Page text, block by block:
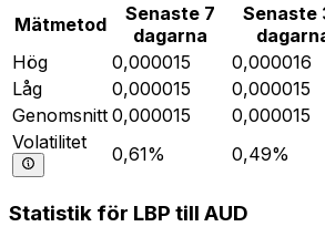
Mätmetod
Senaste 7
dagarna
Senaste
Hög
0,000015 0,000016
Låg
0,000015 0,000015
Genomsnitt 0,000015 0,000015
Volatilitet
0,61% 0,49%
Statistik för LBP till AUD